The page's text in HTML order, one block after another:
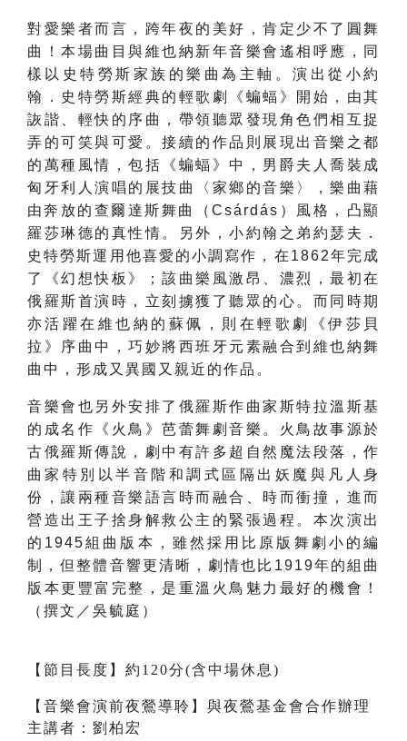
對愛樂者而言，跨年夜的美好，肯定少不了圓舞
曲！本場曲目與維也納新年音樂會遙相呼應，同
樣以史特勞斯家族的樂曲為主軸。演出從小約
翰．史特勞斯經典的輕歌劇《蝙蝠》開始，由其
詼諧、輕快的序曲，帶領聽眾發現角色們相互捉
弄的可笑與可愛。接續的作品則展現出音樂之都
的萬種風情，包括《蝙蝠》中，男爵夫人喬裝成
匈牙利人演唱的展技曲〈家鄉的音樂〉，樂曲藉
由奔放的查爾達斯舞曲（Csárdás）風格，凸顯
羅莎琳德的真性情。另外，小約翰之弟約瑟夫．
史特勞斯運用他喜愛的小調寫作，在1862年完成
了《幻想快板》；該曲樂風激昂、濃烈，最初在
俄羅斯首演時，立刻擄獲了聽眾的心。而同時期
亦活躍在維也納的蘇佩，則在輕歌劇《伊莎貝
拉》序曲中，巧妙將西班牙元素融合到維也納舞
曲中，形成又異國又親近的作品。
音樂會也另外安排了俄羅斯作曲家斯特拉溫斯基
的成名作《火鳥》芭蕾舞劇音樂。火鳥故事源於
古俄羅斯傳說，劇中有許多超自然魔法段落，作
曲家特別以半音階和調式區隔出妖魔與凡人身
份，讓兩種音樂語言時而融合、時而衝撞，進而
營造出王子捨身解救公主的緊張過程。本次演出
的1945組曲版本，雖然採用比原版舞劇小的編
制，但整體音響更清晰，劇情也比1919年的組曲
版本更豐富完整，是重溫火鳥魅力最好的機會！
（撰文／吳毓庭）
【節目長度】約120分(含中場休息)
【音樂會演前夜鶯導聆】與夜鶯基金會合作辦理
主講者：劉柏宏